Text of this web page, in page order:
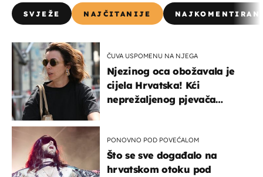
SVJEŽE NAJČITANIJE
ČUVA USPOMENU NA NJEGA
Njezinog oca obožavala je
cijela Hrvatska! Kći
neprežaljenog pjevača
PONOVNO POD POVEĆALOM
Što se sve događalo na
hrvatskom otoku pod